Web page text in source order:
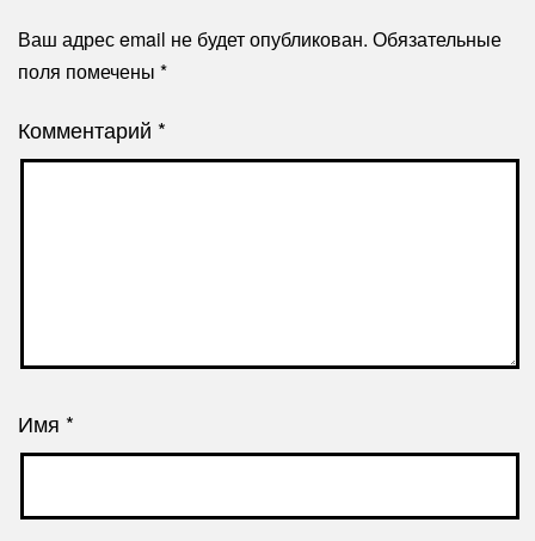
Ваш адрес email не будет опубликован. Обязательные
поля помечены *
Комментарий *
Имя *